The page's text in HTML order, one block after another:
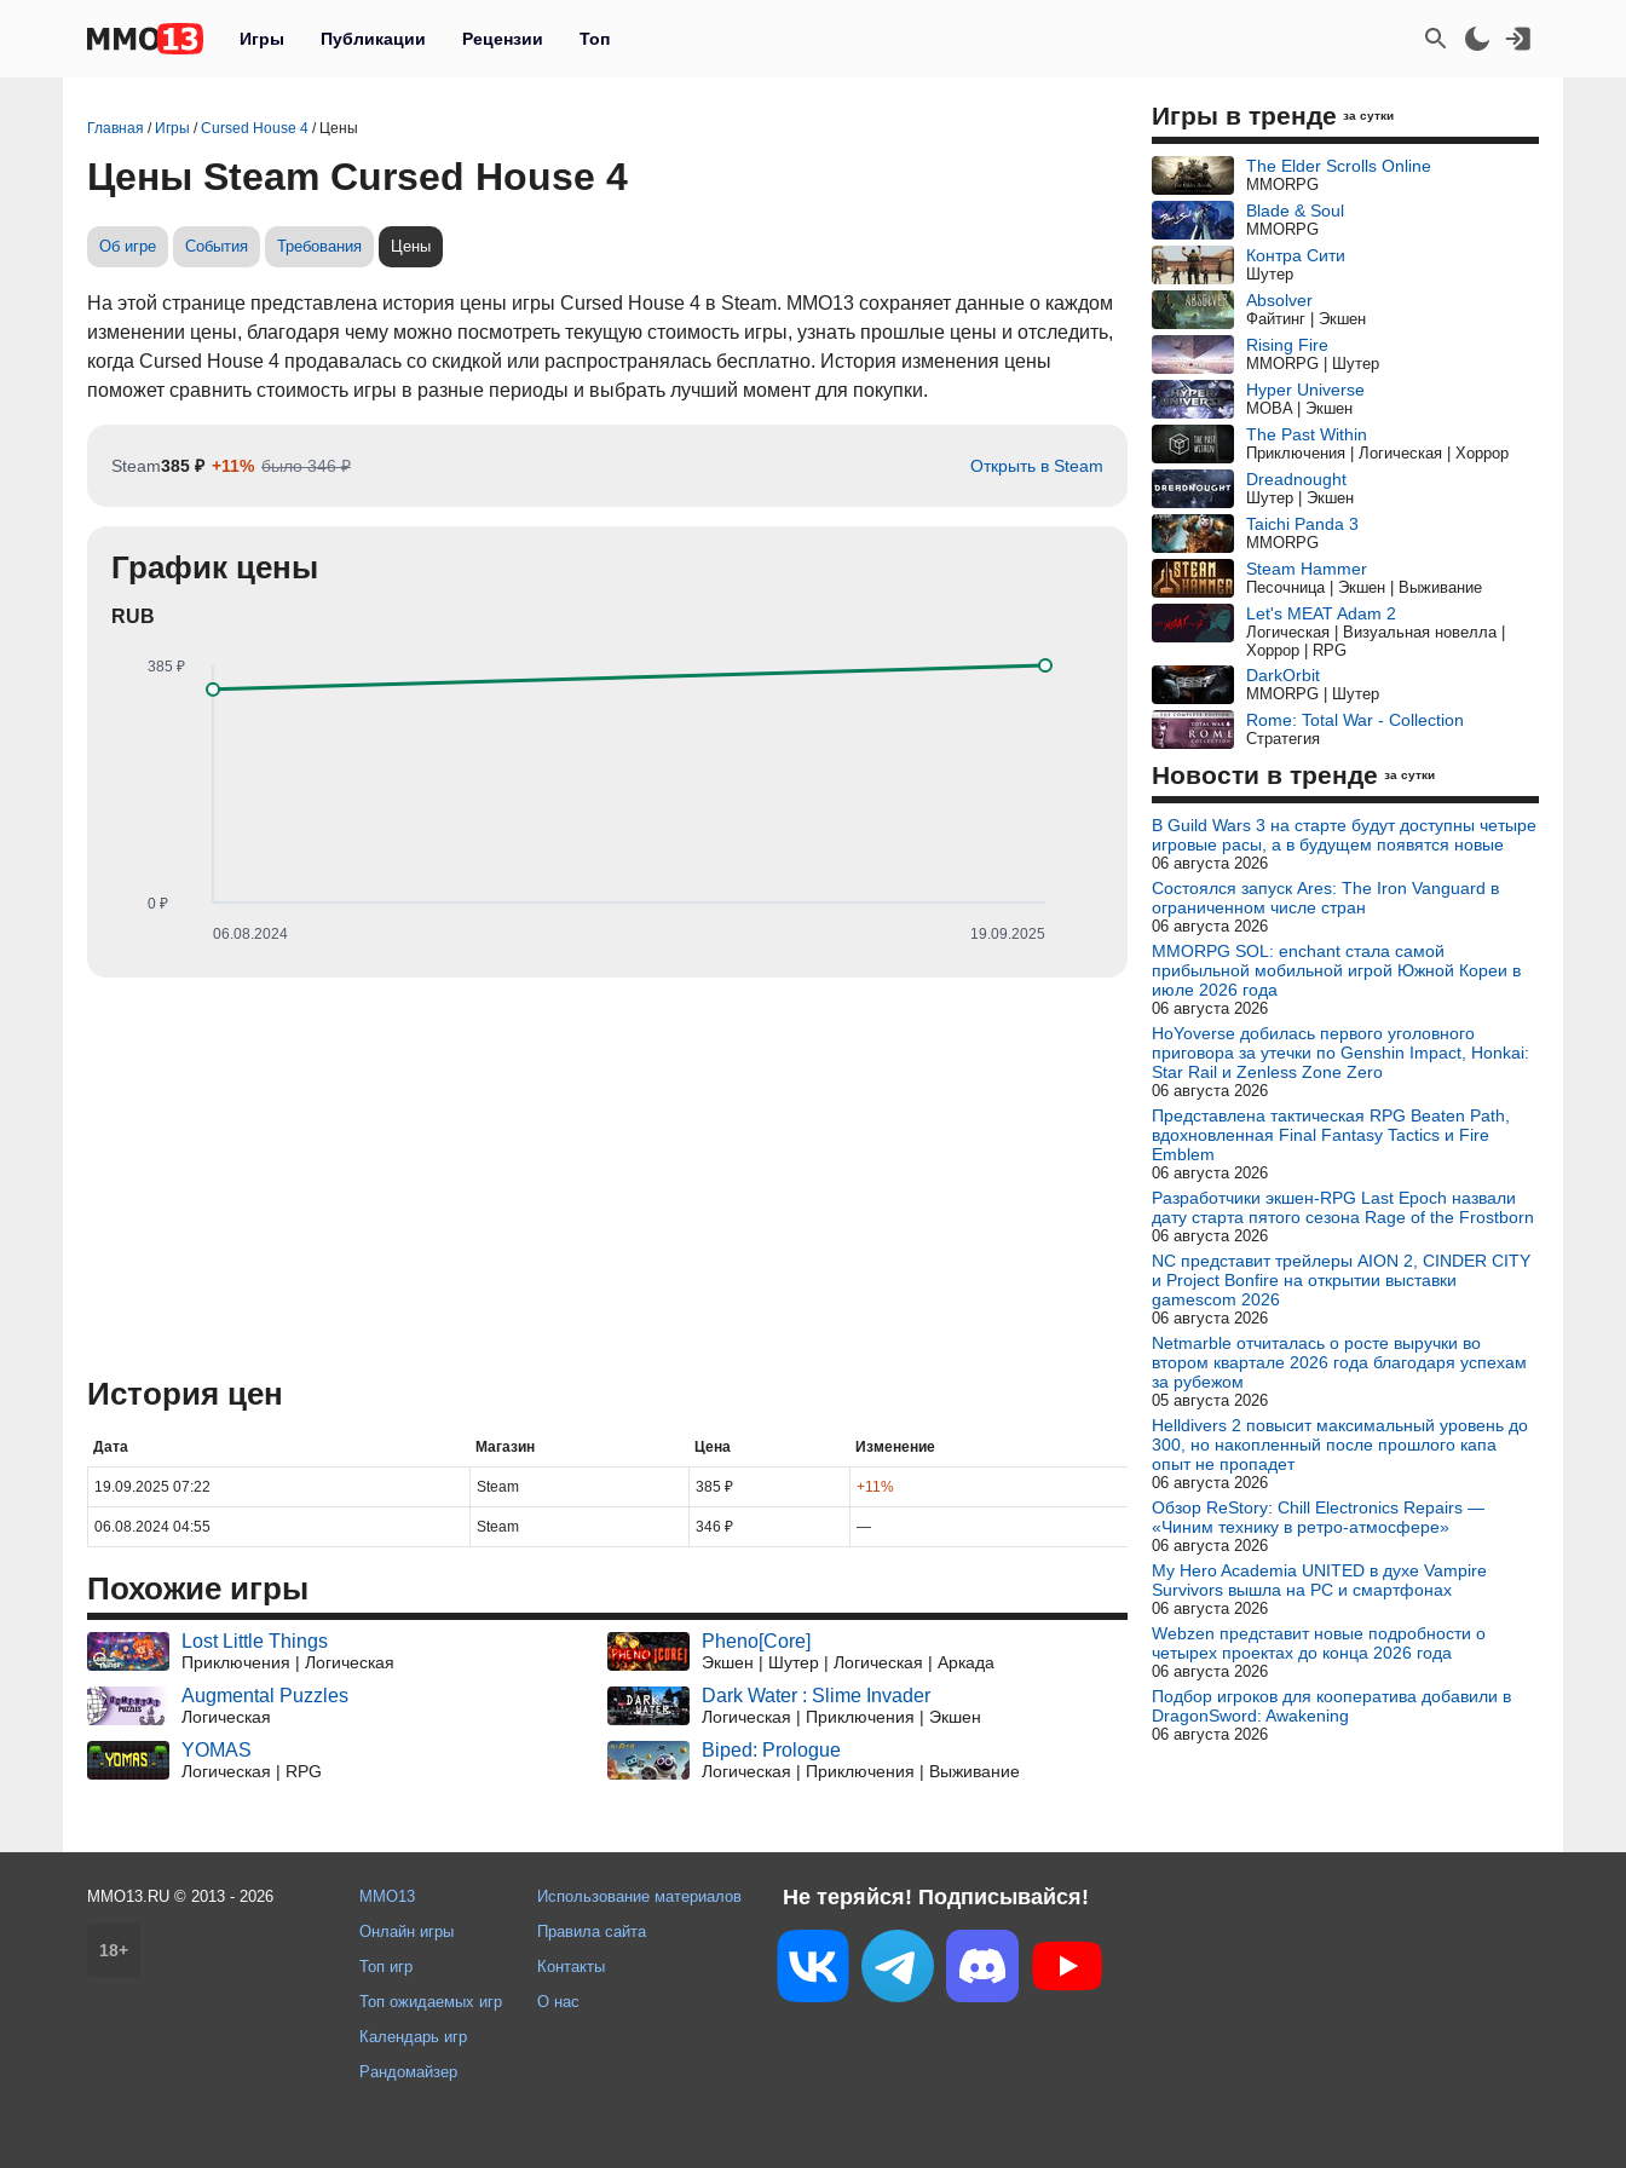
Игры Публикации Рецензии Топ
Главная / Игры /Cursed House 4 / Цены
Цены Steam Cursed House 4
Об игре События Требования Цены
На этой странице представлена история цены игры Cursed House 4 в Steam. MMO13 сохраняет данные о каждом
изменении цены, благодаря чему можно посмотреть текущую стоимость игры, узнать прошлые цены и отследить,
когда Cursed House 4 продавалась со скидкой или распространялась бесплатно. История изменения цены
поможет сравнить стоимость игры в разные периоды и выбрать лучший момент для покупки.
Steam385 ₽ +11% было 346 ₽ Открыть в Steam
График цены
RUB
385 ₽
0 ₽
06.08.2024
19.09.2025
История цен
Дата Магазин Цена Изменение
19.09.2025 07:22 Steam 385 ₽ +11%
06.08.2024 04:55 Steam 346 ₽ —
Похожие игры
Lost Little Things
Приключения | Логическая
Augmental Puzzles
Логическая
YOMAS
Логическая | RPG
Pheno[Core]
Экшен | Шутер | Логическая | Аркада
Dark Water : Slime Invader
Логическая | Приключения | Экшен
Biped: Prologue
Логическая | Приключения | Выживание
Игры в тренде за сутки
The Elder Scrolls Online
MMORPG
Blade & Soul
MMORPG
Контра Сити
Шутер
Absolver
Файтинг | Экшен
Rising Fire
MMORPG | Шутер
Hyper Universe
MOBA | Экшен
The Past Within
Приключения | Логическая | Хоррор
Dreadnought
Шутер | Экшен
Taichi Panda 3
MMORPG
Steam Hammer
Песочница | Экшен | Выживание
Let's MEAT Adam 2
Логическая | Визуальная новелла |
Хоррор | RPG
DarkOrbit
MMORPG | Шутер
Rome: Total War - Collection
Стратегия
Новости в тренде за сутки
В Guild Wars 3 на старте будут доступны четыре
игровые расы, а в будущем появятся новые
06 августа 2026
Состоялся запуск Ares: The Iron Vanguard в
ограниченном числе стран
06 августа 2026
MMORPG SOL: enchant стала самой
прибыльной мобильной игрой Южной Кореи в
июле 2026 года
06 августа 2026
HoYoverse добилась первого уголовного
приговора за утечки по Genshin Impact, Honkai:
Star Rail и Zenless Zone Zero
06 августа 2026
Представлена тактическая RPG Beaten Path,
вдохновленная Final Fantasy Tactics и Fire
Emblem
06 августа 2026
Разработчики экшен-RPG Last Epoch назвали
дату старта пятого сезона Rage of the Frostborn
06 августа 2026
NC представит трейлеры AION 2, CINDER CITY
и Project Bonfire на открытии выставки
gamescom 2026
06 августа 2026
Netmarble отчиталась о росте выручки во
втором квартале 2026 года благодаря успехам
за рубежом
05 августа 2026
Helldivers 2 повысит максимальный уровень до
300, но накопленный после прошлого капа
опыт не пропадет
06 августа 2026
Обзор ReStory: Chill Electronics Repairs —
«Чиним технику в ретро-атмосфере»
06 августа 2026
My Hero Academia UNITED в духе Vampire
Survivors вышла на PC и смартфонах
06 августа 2026
Webzen представит новые подробности о
четырех проектах до конца 2026 года
06 августа 2026
Подбор игроков для кооператива добавили в
DragonSword: Awakening
06 августа 2026
Не теряйся! Подписывайся!
MMO13.RU © 2013 - 2026
18+
MMO13
Онлайн игры
Топ игр
Топ ожидаемых игр
Календарь игр
Рандомайзер
Использование материалов
Правила сайта
Контакты
О нас